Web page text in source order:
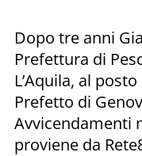
Dopo tre anni
Prefettura di
L’Aquila, al
Prefetto di
Avvicendamenti
proviene da